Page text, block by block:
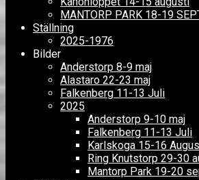
MANTORP PARK 18-19
Ställning
2025-1976
Bilder
Anderstorp 8-9 maj
Alastaro 22-23 maj
Falkenberg 11-13 Juli
2025
Anderstorp 9-10 maj
Falkenberg 11-13 Juli
Karlskoga 15-16
Ring Knutstorp 29-30
Mantorp Park 19-20